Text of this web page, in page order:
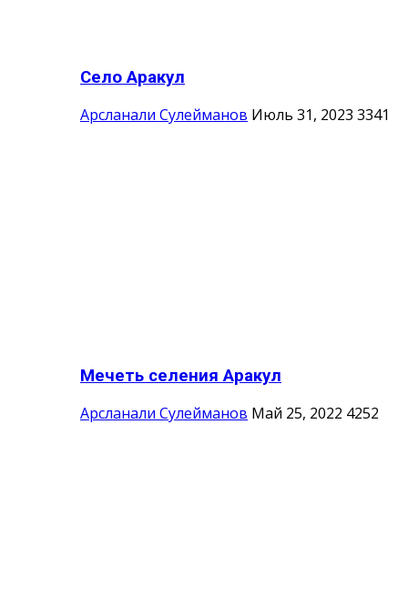
Село Аракул
Арсланали Сулейманов Июль 31, 2023 3341
Мечеть селения Аракул
Арсланали Сулейманов Май 25, 2022 4252